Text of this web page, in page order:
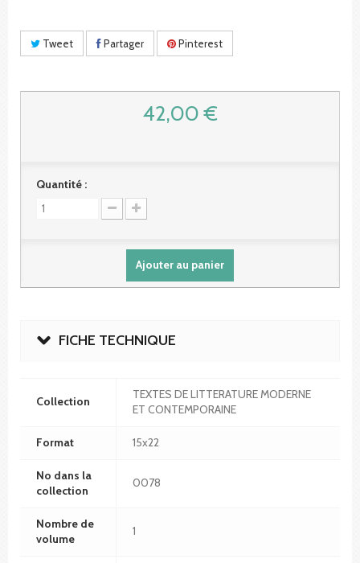
Tweet Partager Pinterest
42,00 €
Quantité :
Ajouter au panier
FICHE TECHNIQUE
Collection
TEXTES DE LITTERATURE MODERNE
ET CONTEMPORAINE
Format 15x22
No dans la
collection
0078
Nombre de
volume
1